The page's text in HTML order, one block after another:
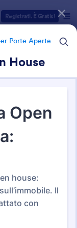
Registrati. È Gratis!
Porte Aperte
House
Porte Aperte
Porte